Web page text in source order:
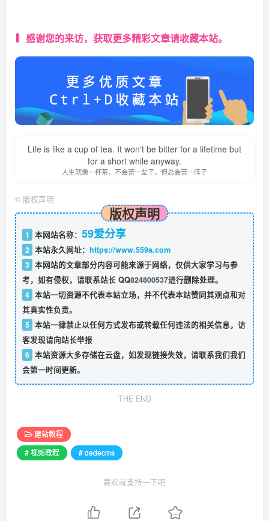
感谢您的来访，获取更多精彩文章请收藏本站。
Life is like a cup of tea. It won't be bitter for a lifetime but
for a short while anyway.
人生就像一杯茶，不会苦一辈子，但总会苦一阵子
© 版权声明
版权声明
1 本网站名称： 59爱分享
2 本站永久网址： https://www.559a.com
3 本网站的文章部分内容可能来源于网络，仅供大家学习与参
考，如有侵权，请联系站长 QQ824800537进行删除处理。
4 本站一切资源不代表本站立场，并不代表本站赞同其观点和对
其真实性负责。
5 本站一律禁止以任何方式发布或转载任何违法的相关信息，访
客发现请向站长举报
6 本站资源大多存储在云盘，如发现链接失效，请联系我们我们
会第一时间更新。
THE END
建站教程
# 视频教程
# dedecms
喜欢就支持一下吧